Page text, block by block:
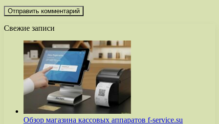
Свежие записи
Обзор магазина кассовых аппаратов f-service.su